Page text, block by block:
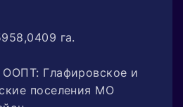
га.
Глафировское и
поселения МО